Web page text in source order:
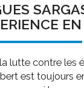
lutte contre les
est toujours